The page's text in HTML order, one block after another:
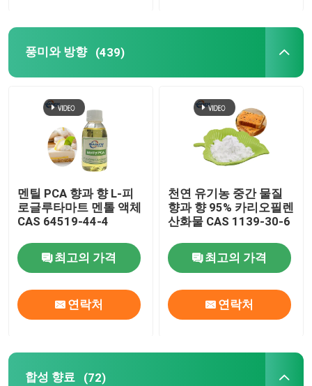
풍미와 방향 (439)
멘틸 PCA 향과 향 L-피
로글루타마트 멘톨 액체
CAS 64519-44-4
최고의 가격
연락처
천연 유기농 중간 물질
향과 향 95% 카리오필렌
산화물 CAS 1139-30-6
최고의 가격
연락처
합성 향료 (72)